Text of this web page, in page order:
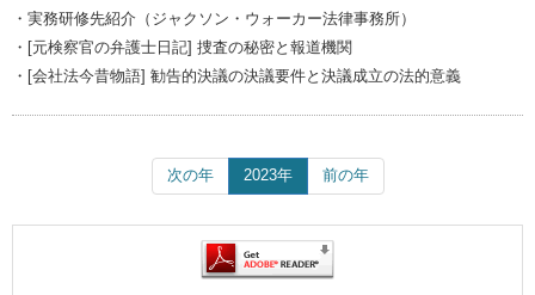
・実務研修先紹介（ジャクソン・ウォーカー法律事務所）
・[元検察官の弁護士日記] 捜査の秘密と報道機関
・[会社法今昔物語] 勧告的決議の決議要件と決議成立の法的意義
次の年 2023年 前の年